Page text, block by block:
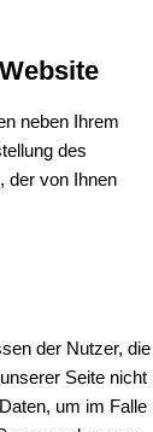
neben Ihrem
des
der von Ihnen
der Nutzer, die
Seite nicht
um im Falle